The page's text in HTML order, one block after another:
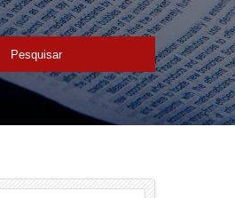
Pesquisar